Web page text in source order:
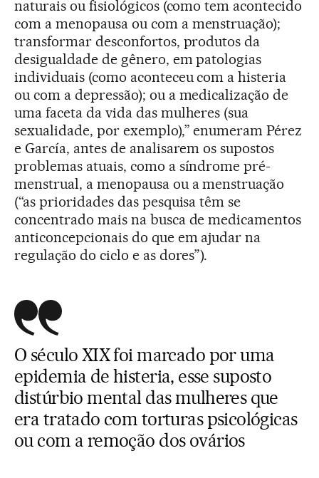
naturais ou fisiológicos (como tem acontecido
com a menopausa ou com a menstruação);
transformar desconfortos, produtos da
desigualdade de gênero, em patologias
individuais (como aconteceu com a histeria
ou com a depressão); ou a medicalização de
uma faceta da vida das mulheres (sua
sexualidade, por exemplo),” enumeram Pérez
e García, antes de analisarem os supostos
problemas atuais, como a síndrome pré-
menstrual, a menopausa ou a menstruação
(“as prioridades das pesquisa têm se
concentrado mais na busca de medicamentos
anticoncepcionais do que em ajudar na
regulação do ciclo e as dores”).
O século XIX foi marcado por uma
epidemia de histeria, esse suposto
distúrbio mental das mulheres que
era tratado com torturas psicológicas
ou com a remoção dos ovários